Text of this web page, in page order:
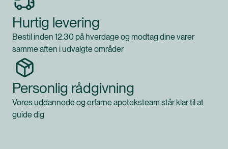
Hurtig levering
Bestil inden 12:30 på hverdage og modtag dine varer
samme aften i udvalgte områder
Personlig rådgivning
Vores uddannede og erfarne apoteksteam står klar til at
guide dig